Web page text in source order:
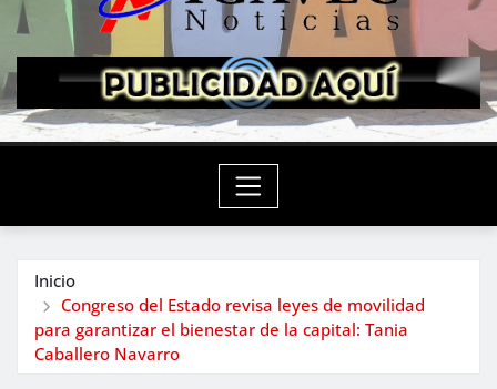
Inicio
Congreso del Estado revisa leyes de movilidad
para garantizar el bienestar de la capital: Tania
Caballero Navarro